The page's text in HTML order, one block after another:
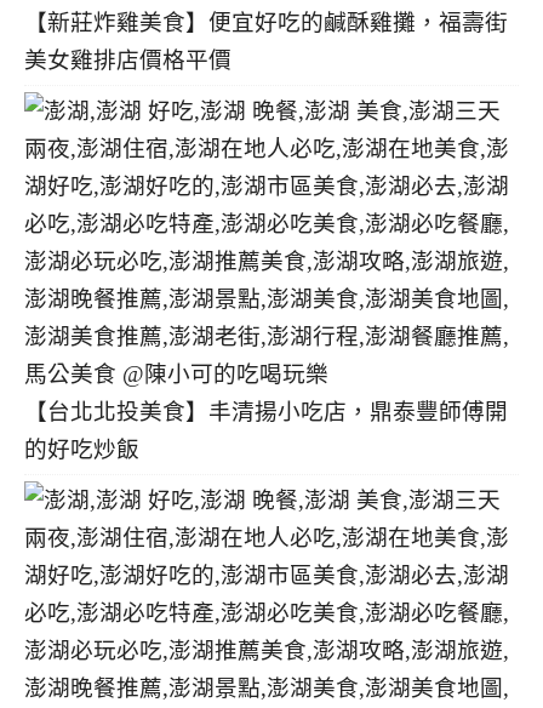
【新莊炸雞美食】便宜好吃的鹹酥雞攤，福壽街
美女雞排店價格平價
【台北北投美食】丰清揚小吃店，鼎泰豐師傅開
的好吃炒飯